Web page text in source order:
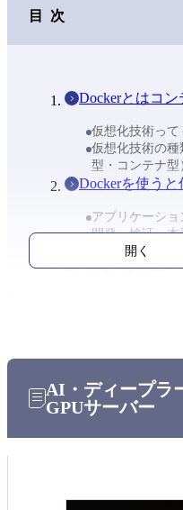
目次
Dockerとはコ
仮想化技術って
仮想化技術の
型・コンテナ型
Dockerを使うと
アプリケーシ
開発・検証・本
リソースを最
Dockerを利用
コンテナ技術が
まとめ
開く
AI・ディープラ
GPUサーバー